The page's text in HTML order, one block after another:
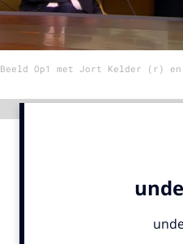
Events
Opleidingen
Beeld Op1 met Jort Kelder (r)